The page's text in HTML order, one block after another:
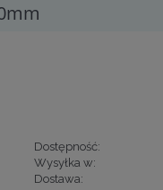
Dostępność:
Wysyłka w:
Dostawa: